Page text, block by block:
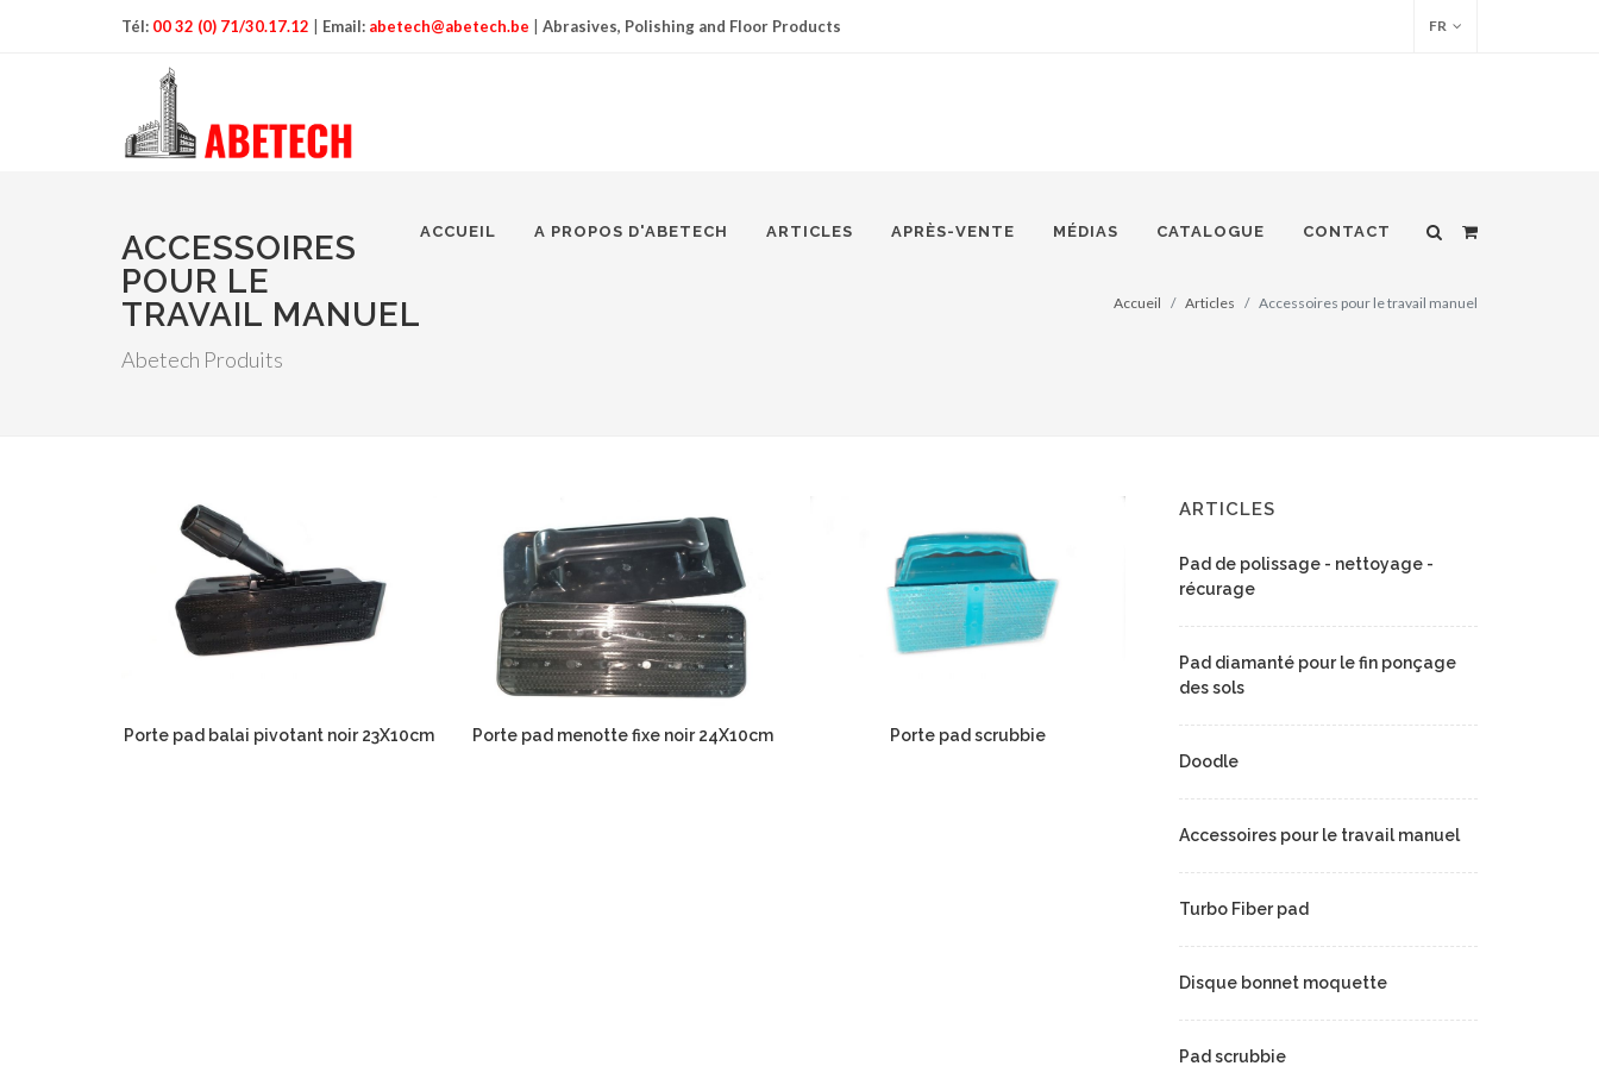
Tél: 00 32 (0) 71/30.17.12 Email: abetech@abetech.be Abrasives, Polishing and Floor Products FR
ACCUEIL A PROPOS D'ABETECH ARTICLES APRÈS-VENTE MÉDIAS CATALOGUE CONTACT
ACCESSOIRES
POUR LE
TRAVAIL MANUEL
Abetech Produits
Accueil Articles Accessoires pour le travail manuel
Porte pad balai pivotant noir 23X10cm Porte pad menotte fixe noir 24X10cm Porte pad scrubbie
ARTICLES
Pad de polissage - nettoyage -
récurage
Pad diamanté pour le fin ponçage
des sols
Doodle
Accessoires pour le travail manuel
Turbo Fiber pad
Disque bonnet moquette
Pad scrubbie